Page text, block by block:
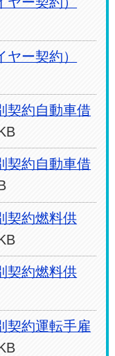
ー契約）
約自動車借
約自動車借
契約燃料供
契約燃料供
約運転手雇